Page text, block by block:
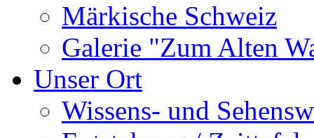
Märkische Schweiz
Galerie "Zum Alten
Unser Ort
Wissens- und